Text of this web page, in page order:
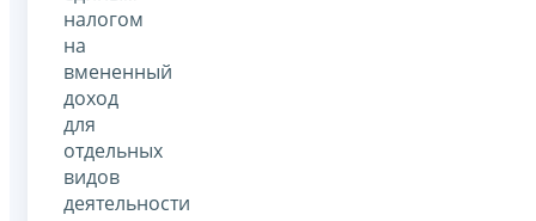
налогом
на
вмененный
доход
для
отдельных
видов
деятельности